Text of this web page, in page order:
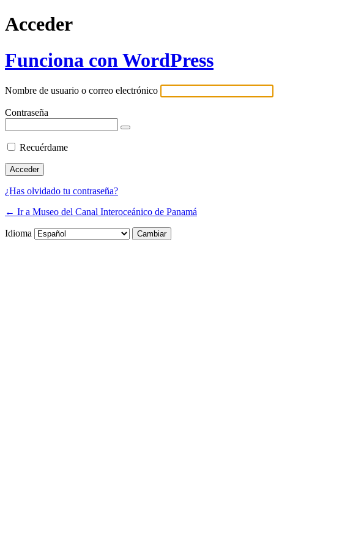
Acceder
Funciona con WordPress
Nombre de usuario o correo electrónico
Contraseña
Recuérdame
¿Has olvidado tu contraseña?
← Ir a Museo del Canal Interoceánico de Panamá
Idioma